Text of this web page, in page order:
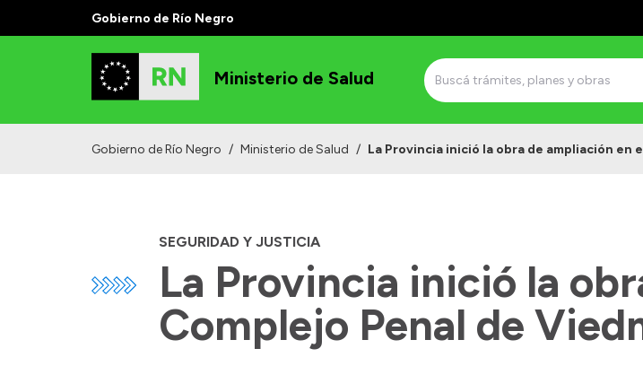
Gobierno de Río Negro
Ministerio de Salud
Gobierno de Río Negro / Ministerio de Salud / La Provincia inició la obra de ampliación en
SEGURIDAD Y JUSTICIA
La Provincia inició la
Complejo Penal de